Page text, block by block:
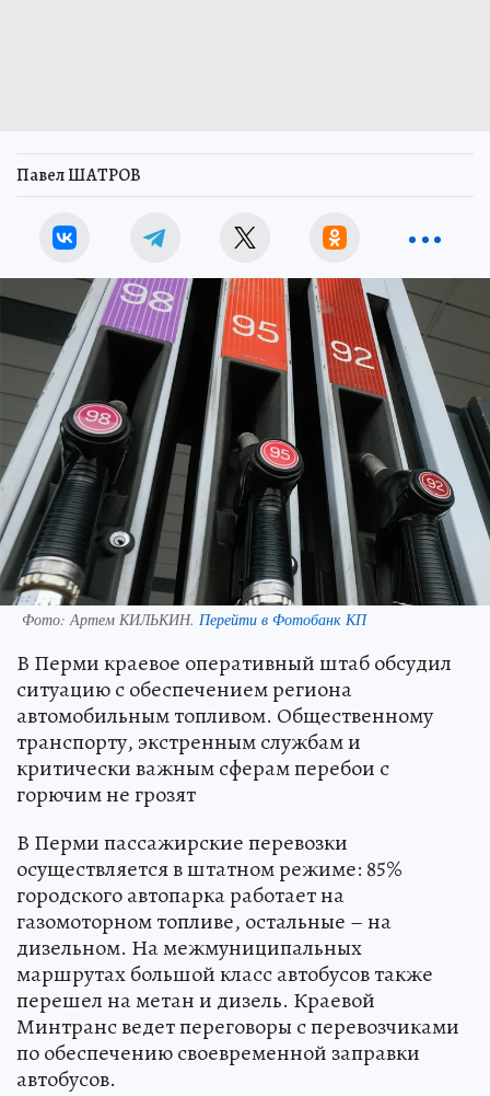
Павел ШАТРОВ
Фото:Артем КИЛЬКИН. Перейти в Фотобанк КП
В Перми краевое оперативный штаб обсудил
ситуацию с обеспечением региона
автомобильным топливом. Общественному
транспорту, экстренным службам и
критически важным сферам перебои с
горючим не грозят
В Перми пассажирские перевозки
осуществляется в штатном режиме: 85%
городского автопарка работает на
газомоторном топливе, остальные – на
дизельном. На межмуниципальных
маршрутах большой класс автобусов также
перешел на метан и дизель. Краевой
Минтранс ведет переговоры с перевозчиками
по обеспечению своевременной заправки
автобусов.